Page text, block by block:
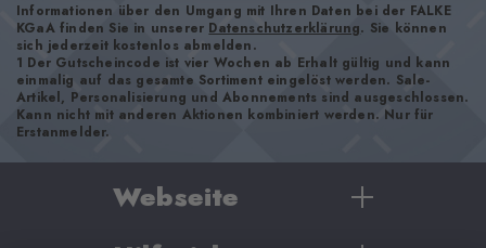
Informationen über den Umgang mit Ihren Daten bei der FALKE
KGaA finden Sie in unserer Datenschutzerklärung. Sie können
sich jederzeit kostenlos abmelden.
1 Der Gutscheincode ist vier Wochen ab Erhalt gültig und kann
einmalig auf das gesamte Sortiment eingelöst werden. Sale-
Artikel, Personalisierung und Abonnements sind ausgeschlossen.
Kann nicht mit anderen Aktionen kombiniert werden. Nur für
Erstanmelder.
Webseite